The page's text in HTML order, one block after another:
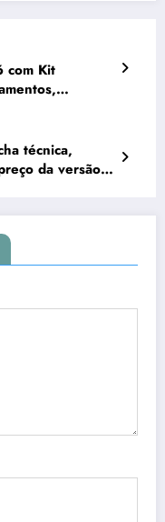
com Kit
técnica,
da versão